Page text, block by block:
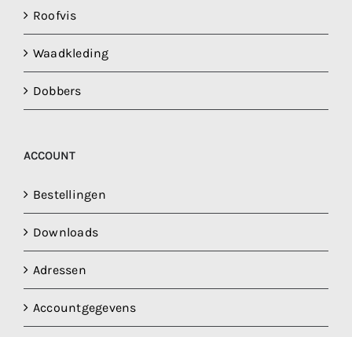
Roofvis
Waadkleding
Dobbers
ACCOUNT
Bestellingen
Downloads
Adressen
Accountgegevens